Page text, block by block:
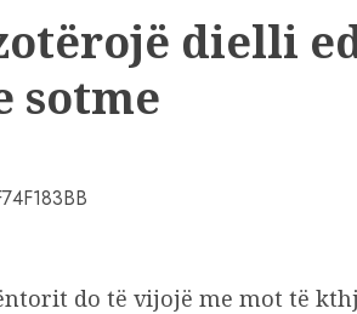
dielli
sotme
do të vijojë me mot të